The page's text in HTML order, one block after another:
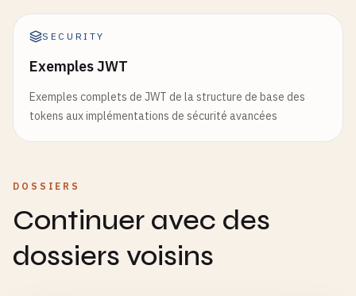
SECURITY
Exemples JWT
Exemples complets de JWT de la structure de base des
tokens aux implémentations de sécurité avancées
DOSSIERS
Continuer avec des
dossiers voisins